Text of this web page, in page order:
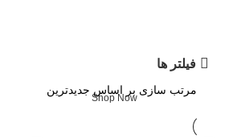
Shop Now
فیلتر ها